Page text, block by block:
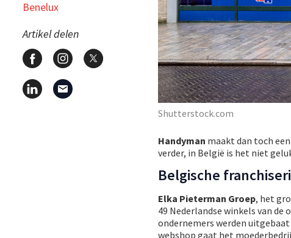
Benelux
Artikel delen
Shutterstock.com
Handyman maakt dan toch
verder, in België is het niet
Belgische
Elka Pieterman Groep, het
49 Nederlandse winkels van
ondernemers werden
webshop gaat het